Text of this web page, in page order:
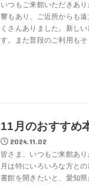
いつもご来館いただきあ
響もあり、ご近所からも
くさんありました。新し
す。また普段のご利用もそ
11月のおすすめ
2024.11.02
皆さま、いつもご来館あ
月は特にいろいろな方と
書館を開きたいと、愛知